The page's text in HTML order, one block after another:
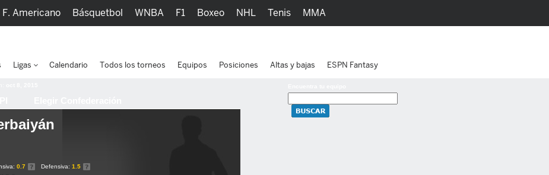
0.7 Defensiva: 1.5
F. Americano Básquetbol WNBA F1 Boxeo NHL Tenis MMA
Ligas Calendario Todos los torneos Equipos Posiciones Altas y bajas ESPN Fantasy